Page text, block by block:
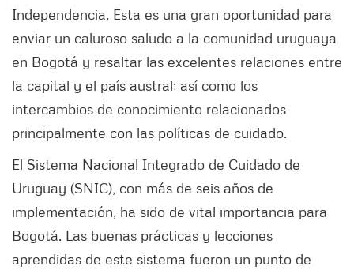
Independencia. Esta es una gran oportunidad para
enviar un caluroso saludo a la comunidad uruguaya
en Bogotá y resaltar las excelentes relaciones entre
la capital y el país austral; así como los
intercambios de conocimiento relacionados
principalmente con las políticas de cuidado.
El Sistema Nacional Integrado de Cuidado de
Uruguay (SNIC), con más de seis años de
implementación, ha sido de vital importancia para
Bogotá. Las buenas prácticas y lecciones
aprendidas de este sistema fueron un punto de